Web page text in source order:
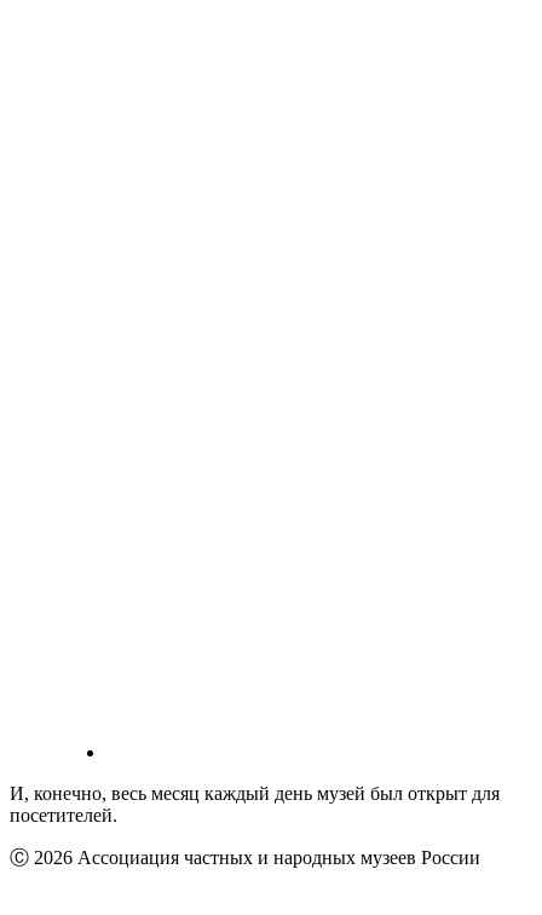
И, конечно, весь месяц каждый день музей был открыт для
посетителей.
Ⓒ 2026 Ассоциация частных и народных музеев России